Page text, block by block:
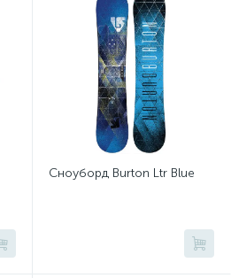
Сноуборд Burton Ltr Blue